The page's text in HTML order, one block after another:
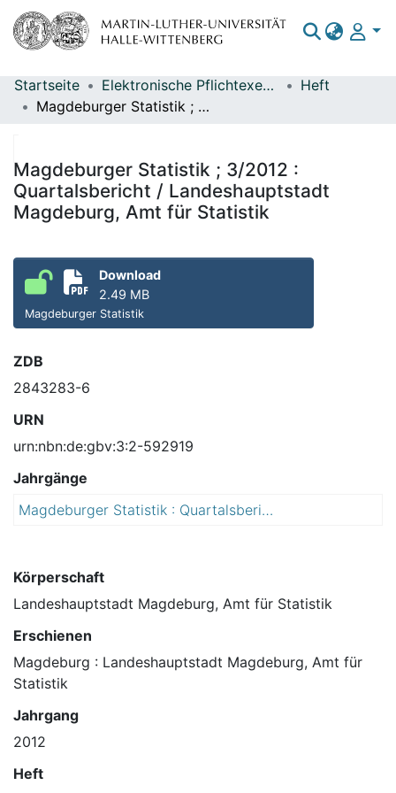
Bereiche & Sammlungen
Statistiken
Startseite Elektronische Pflichtexemplare
Heft
Magdeburger Statistik ; 3/2012 : Quartalsbericht / Landeshauptstadt Magdeburg, Amt für Statistik
Magdeburger Statistik ; 3/2012 :
Quartalsbericht / Landeshauptstadt
Magdeburg, Amt für Statistik
Download
2.49 MB
Magdeburger Statistik
ZDB
2843283-6
URN
urn:nbn:de:gbv:3:2-592919
Jahrgänge
Magdeburger Statistik : Quartalsbericht
Körperschaft
Landeshauptstadt Magdeburg, Amt für Statistik
Erschienen
Magdeburg : Landeshauptstadt Magdeburg, Amt für
Statistik
Jahrgang
2012
Heft